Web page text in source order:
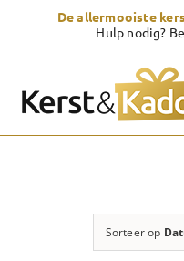
De allermooiste
Hulp nodig?
Zelf samenstellen
Sorteer op